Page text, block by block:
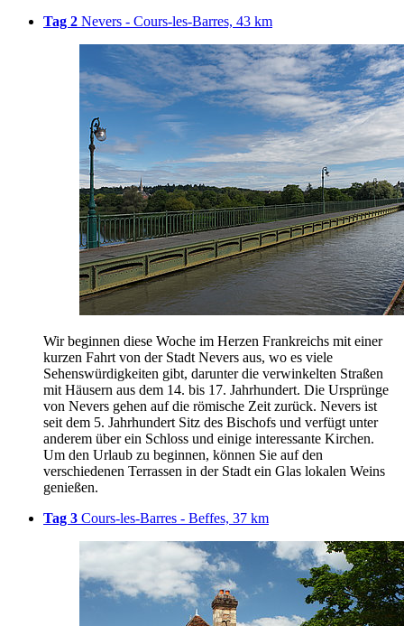
Tag 2 Nevers - Cours-les-Barres, 43 km
Wir beginnen diese Woche im Herzen Frankreichs mit einer
kurzen Fahrt von der Stadt Nevers aus, wo es viele
Sehenswürdigkeiten gibt, darunter die verwinkelten Straßen
mit Häusern aus dem 14. bis 17. Jahrhundert. Die Ursprünge
von Nevers gehen auf die römische Zeit zurück. Nevers ist
seit dem 5. Jahrhundert Sitz des Bischofs und verfügt unter
anderem über ein Schloss und einige interessante Kirchen.
Um den Urlaub zu beginnen, können Sie auf den
verschiedenen Terrassen in der Stadt ein Glas lokalen Weins
genießen.
Tag 3 Cours-les-Barres - Beffes, 37 km